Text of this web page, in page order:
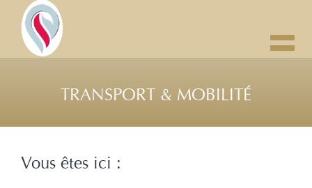
TRANSPORT & MOBILITÉ
Vous êtes ici :